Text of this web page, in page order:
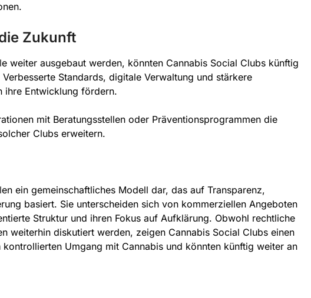
Zukunft
weiter ausgebaut werden, könnten Cannabis Social Clubs künftig
Standards, digitale Verwaltung und stärkere
ihre Entwicklung fördern.
mit Beratungsstellen oder Präventionsprogrammen die
Clubs erweitern.
ein gemeinschaftliches Modell dar, das auf Transparenz,
basiert. Sie unterscheiden sich von kommerziellen Angeboten
Struktur und ihren Fokus auf Aufklärung. Obwohl rechtliche
weiterhin diskutiert werden, zeigen Cannabis Social Clubs einen
Umgang mit Cannabis und könnten künftig weiter an